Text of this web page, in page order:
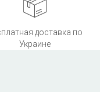
доставка по
Украине